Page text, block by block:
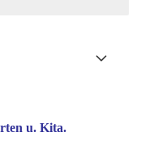
u. Kita.